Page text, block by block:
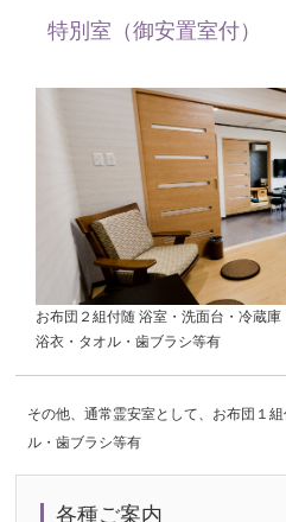
特別室（御安置室付）
お布団２組付随 浴室・洗面台・冷蔵
浴衣・タオル・歯ブラシ等有
その他、通常霊安室として、お布団１
ル・歯ブラシ等有
各種ご案内